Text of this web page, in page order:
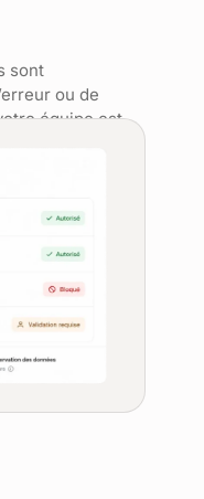
sont
ou de
équipe est